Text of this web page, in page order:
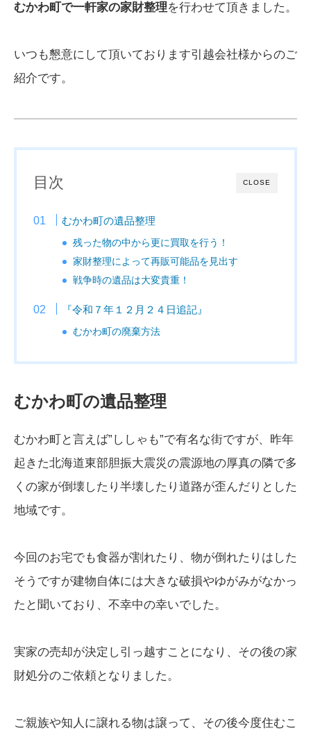
むかわ町で一軒家の家財整理を行わせて頂きました。
いつも懇意にして頂いております引越会社様からのご
紹介です。
CLOSE
目次
むかわ町の遺品整理
残った物の中から更に買取を行う！
家財整理によって再販可能品を見出す
戦争時の遺品は大変貴重！
『令和７年１２月２４日追記』
むかわ町の廃棄方法
むかわ町の遺品整理
むかわ町と言えば”ししゃも”で有名な街ですが、昨年
起きた北海道東部胆振大震災の震源地の厚真の隣で多
くの家が倒壊したり半壊したり道路が歪んだりとした
地域です。
今回のお宅でも食器が割れたり、物が倒れたりはした
そうですが建物自体には大きな破損やゆがみがなかっ
たと聞いており、不幸中の幸いでした。
実家の売却が決定し引っ越すことになり、その後の家
財処分のご依頼となりました。
ご親族や知人に譲れる物は譲って、その後今度住むこ